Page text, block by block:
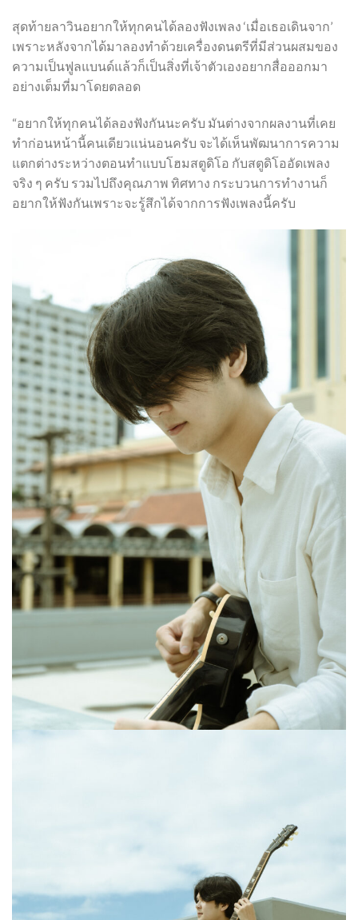
สุดท้ายลาวินอยากให้ทุกคนได้ลองฟังเพลง ‘เมื่อเธอเดินจาก’
เพราะหลังจากได้มาลองทำด้วยเครื่องดนตรีที่มีส่วนผสมของ
ความเป็นฟูลแบนด์แล้วก็เป็นสิ่งที่เจ้าตัวเองอยากสื่อออกมา
อย่างเต็มที่มาโดยตลอด
“อยากให้ทุกคนได้ลองฟังกันนะครับ มันต่างจากผลงานที่เคย
ทำก่อนหน้านี้คนเดียวแน่นอนครับ จะได้เห็นพัฒนาการความ
แตกต่างระหว่างตอนทำแบบโฮมสตูดิโอ กับสตูดิโออัดเพลง
จริง ๆ ครับ รวมไปถึงคุณภาพ ทิศทาง กระบวนการทำงานก็
อยากให้ฟังกันเพราะจะรู้สึกได้จากการฟังเพลงนี้ครับ